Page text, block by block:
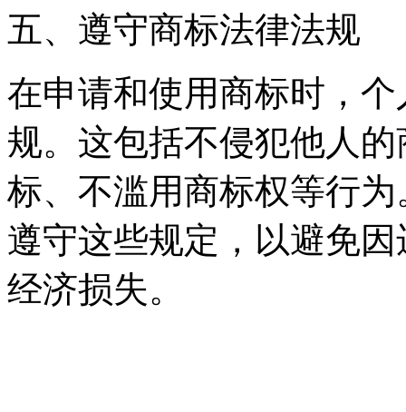
五、遵守商标法律法规
在申请和使用商标时，
规。这包括不侵犯他人
标、不滥用商标权等行
遵守这些规定，以避免
经济损失。